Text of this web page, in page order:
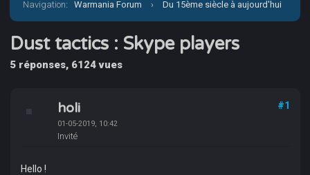
Navigation:Warmania Forum › Du 15ème siècle à aujourd'hui
› Moderne - Imaginaire › Dust tactics : Skype players
Dust tactics : Skype players
5 réponses, 6124 vues
holi
01-05-2019, 10:42
Invité
#1
Hello !